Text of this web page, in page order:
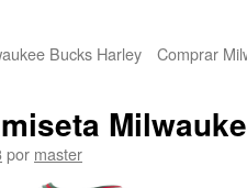
Bucks Harley
Comprar
por master